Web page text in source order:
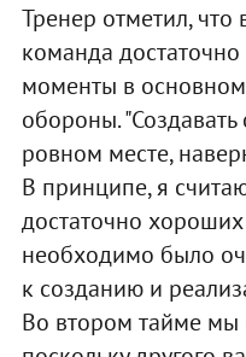
Тренер отметил,
команда
моменты в
обороны.
ровном месте,
В принципе, я
достаточно
необходимо было
к созданию и
Во втором тайме мы